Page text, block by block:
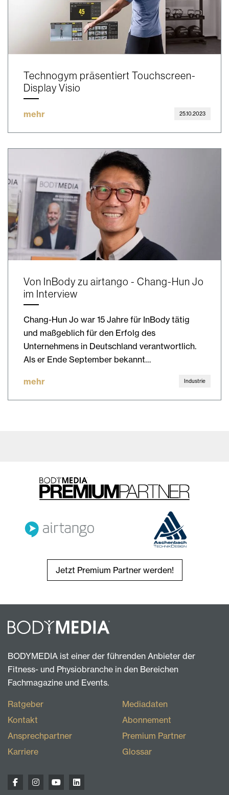
Technogym präsentiert Touchscreen-
Display Visio
mehr 25.10.2023
Von InBody zu airtango - Chang-Hun Jo
im Interview
Chang-Hun Jo war 15 Jahre für InBody tätig
und maßgeblich für den Erfolg des
Unternehmens in Deutschland verantwortlich.
Als er Ende September bekannt…
mehr Industrie
Jetzt Premium Partner werden!
BODYMEDIA ist einer der führenden Anbieter der
Fitness- und Physiobranche in den Bereichen
Fachmagazine und Events.
Ratgeber
Kontakt
Ansprechpartner
Karriere
Mediadaten
Abonnement
Premium Partner
Glossar